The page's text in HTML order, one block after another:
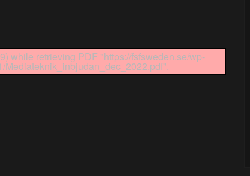
while retrieving PDF "https://fsfsweden.se/wp-
Mediateknik_inbjudan_dec_2022.pdf".